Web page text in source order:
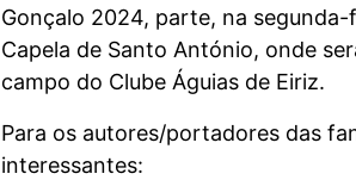
Gonçalo 2024, parte, na
Capela de Santo António, onde
campo do Clube Águias de Eiriz.
Para os autores/portadores das
interessantes: